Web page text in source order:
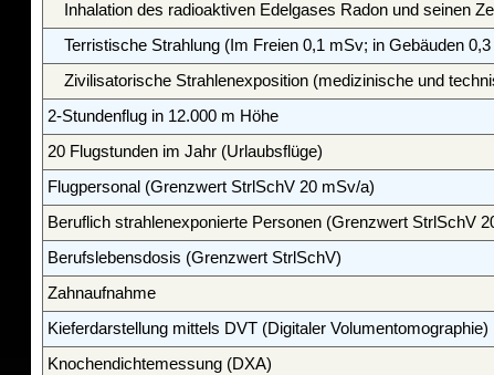
Inhalation des radioaktiven Edelgases Radon und seinen
Terristische Strahlung (Im Freien 0,1 mSv; in Gebäuden
Zivilisatorische Strahlenexposition (medizinische und
2-Stundenflug in 12.000 m Höhe
20 Flugstunden im Jahr (Urlaubsflüge)
Flugpersonal (Grenzwert StrlSchV 20 mSv/a)
Beruflich strahlenexponierte Personen (Grenzwert StrlSchV
Berufslebensdosis (Grenzwert StrlSchV)
Zahnaufnahme
Kieferdarstellung mittels DVT (Digitaler Volumentomographie)
Knochendichtemessung (DXA)